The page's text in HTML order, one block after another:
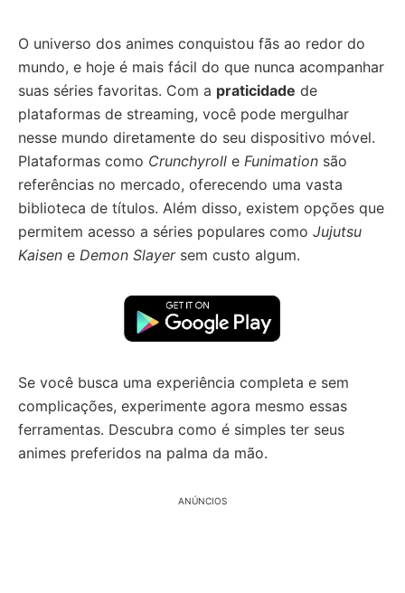
O universo dos animes conquistou fãs ao redor do
mundo, e hoje é mais fácil do que nunca acompanhar
suas séries favoritas. Com a praticidade de
plataformas de streaming, você pode mergulhar
nesse mundo diretamente do seu dispositivo móvel.
Plataformas como Crunchyroll e Funimation são
referências no mercado, oferecendo uma vasta
biblioteca de títulos. Além disso, existem opções que
permitem acesso a séries populares como Jujutsu
Kaisen e Demon Slayersem custo algum.
Se você busca uma experiência completa e sem
complicações, experimente agora mesmo essas
ferramentas. Descubra como é simples ter seus
animes preferidos na palma da mão.
ANÚNCIOS